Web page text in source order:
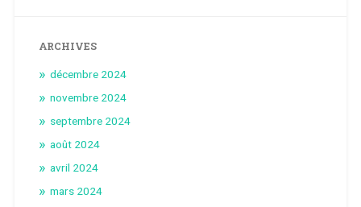
ARCHIVES
décembre 2024
novembre 2024
septembre 2024
août 2024
avril 2024
mars 2024